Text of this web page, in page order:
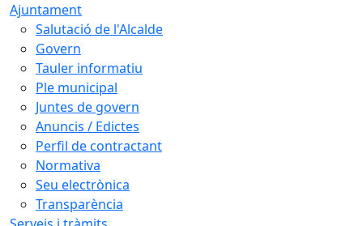
Ajuntament
Salutació de l'Alcalde
Govern
Tauler informatiu
Ple municipal
Juntes de govern
Anuncis / Edictes
Perfil de contractant
Normativa
Seu electrònica
Transparència